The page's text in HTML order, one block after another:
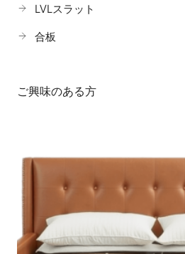
LVLスラット
合板
ご興味のある方